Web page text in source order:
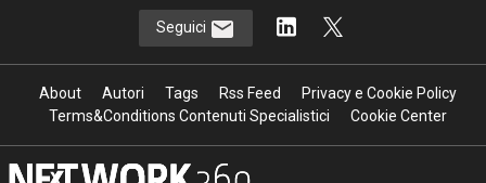
Seguici
About Autori Tags Rss Feed
Privacy e Cookie Policy
Terms&Conditions Contenuti Specialistici
Cookie Center